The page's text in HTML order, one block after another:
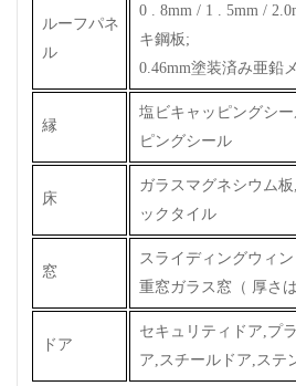
ルーフパネ
ル
0 . 8mm / 1 . 5mm /
キ鋼板;
0.46mm塗装済み亜鉛
縁
塩ビキャッピングシ
ピングシール
床
ガラスマグネシウム
ックタイル
窓
スライディングウィ
重窓ガラス窓 （ 厚さ
ドア
セキュリティドア,プ
ア,スチールドア,ステ